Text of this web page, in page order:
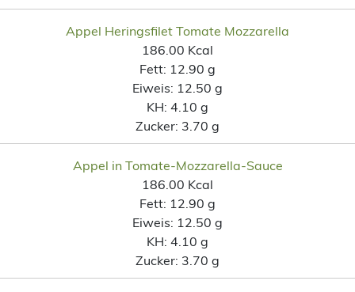
Appel Heringsfilet Tomate Mozzarella
186.00 Kcal
Fett: 12.90 g
Eiweis: 12.50 g
KH: 4.10 g
Zucker: 3.70 g
Appel in Tomate-Mozzarella-Sauce
186.00 Kcal
Fett: 12.90 g
Eiweis: 12.50 g
KH: 4.10 g
Zucker: 3.70 g